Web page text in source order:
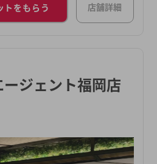
トをもらう 店舗詳細
ジェント福岡店